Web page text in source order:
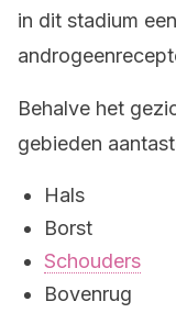
in dit stadium
Behalve het
gebieden
Hals
Borst
Schouders
Bovenrug